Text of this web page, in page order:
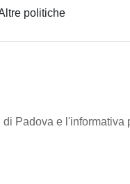
politiche
Padova e l'informativa